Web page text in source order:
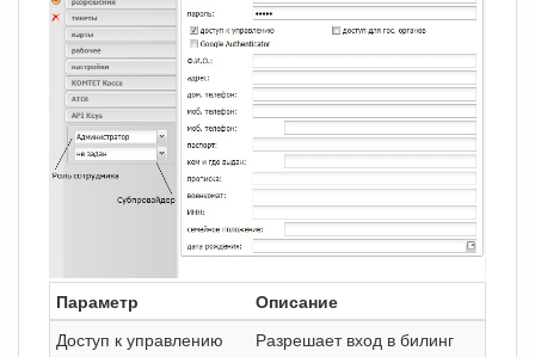
Параметр
Описание
Доступ к управлению
Разрешает вход в билинг